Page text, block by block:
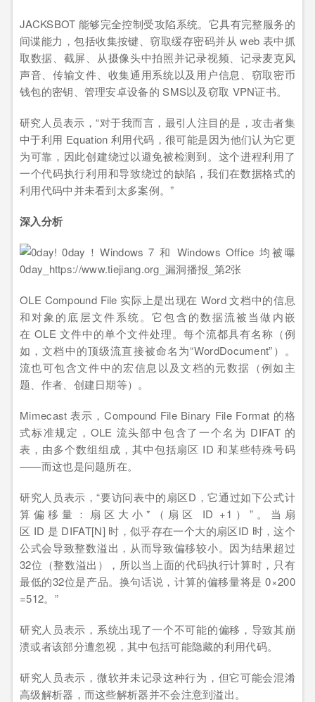
JACKSBOT 能够完全控制受攻陷系统。它具有完整服务的
间谍能力，包括收集按键、窃取缓存密码并从 web 表中抓
取数据、截屏、从摄像头中拍照并记录视频、记录麦克风
声音、传输文件、收集通用系统以及用户信息、窃取密币
钱包的密钥、管理安卓设备的 SMS以及窃取 VPN证书。
研究人员表示，“对于我而言，最引人注目的是，攻击者集
中于利用 Equation 利用代码，很可能是因为他们认为它更
为可靠，因此创建绕过以避免被检测到。这个进程利用了
一个代码执行利用和导致绕过的缺陷，我们在数据格式的
利用代码中并未看到太多案例。”
深入分析
OLE Compound File 实际上是出现在 Word 文档中的信息
和对象的底层文件系统。它包含的数据流被当做内嵌
在 OLE 文件中的单个文件处理。每个流都具有名称（例
如，文档中的顶级流直接被命名为“WordDocument”）。
流也可包含文件中的宏信息以及文档的元数据（例如主
题、作者、创建日期等）。
Mimecast 表示，Compound File Binary File Format 的格
式标准规定，OLE 流头部中包含了一个名为 DIFAT 的
表，由多个数组组成，其中包括扇区 ID 和某些特殊号码
——而这也是问题所在。
研究人员表示，“要访问表中的扇区D，它通过如下公式计
算偏移量：扇区大小*（扇区 ID +1）”。当扇
区 ID 是 DIFAT[N] 时，似乎存在一个大的扇区ID 时，这个
公式会导致整数溢出，从而导致偏移较小。因为结果超过
32位（整数溢出），所以当上面的代码执行计算时，只有
最低的32位是产品。换句话说，计算的偏移量将是 0×200
=512。”
研究人员表示，系统出现了一个不可能的偏移，导致其崩
溃或者该部分遭忽视，其中包括可能隐藏的利用代码。
研究人员表示，微软并未记录这种行为，但它可能会混淆
高级解析器，而这些解析器并不会注意到溢出。